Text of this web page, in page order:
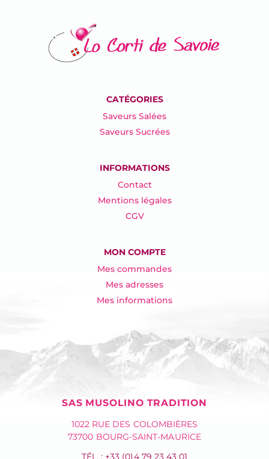
CATÉGORIES
Saveurs Salées
Saveurs Sucrées
INFORMATIONS
Contact
Mentions légales
CGV
MON COMPTE
Mes commandes
Mes adresses
Mes informations
SAS MUSOLINO TRADITION
1022 RUE DES COLOMBIÈRES
73700 BOURG-SAINT-MAURICE
TÉL. : +33 (0)4 79 23 43 01